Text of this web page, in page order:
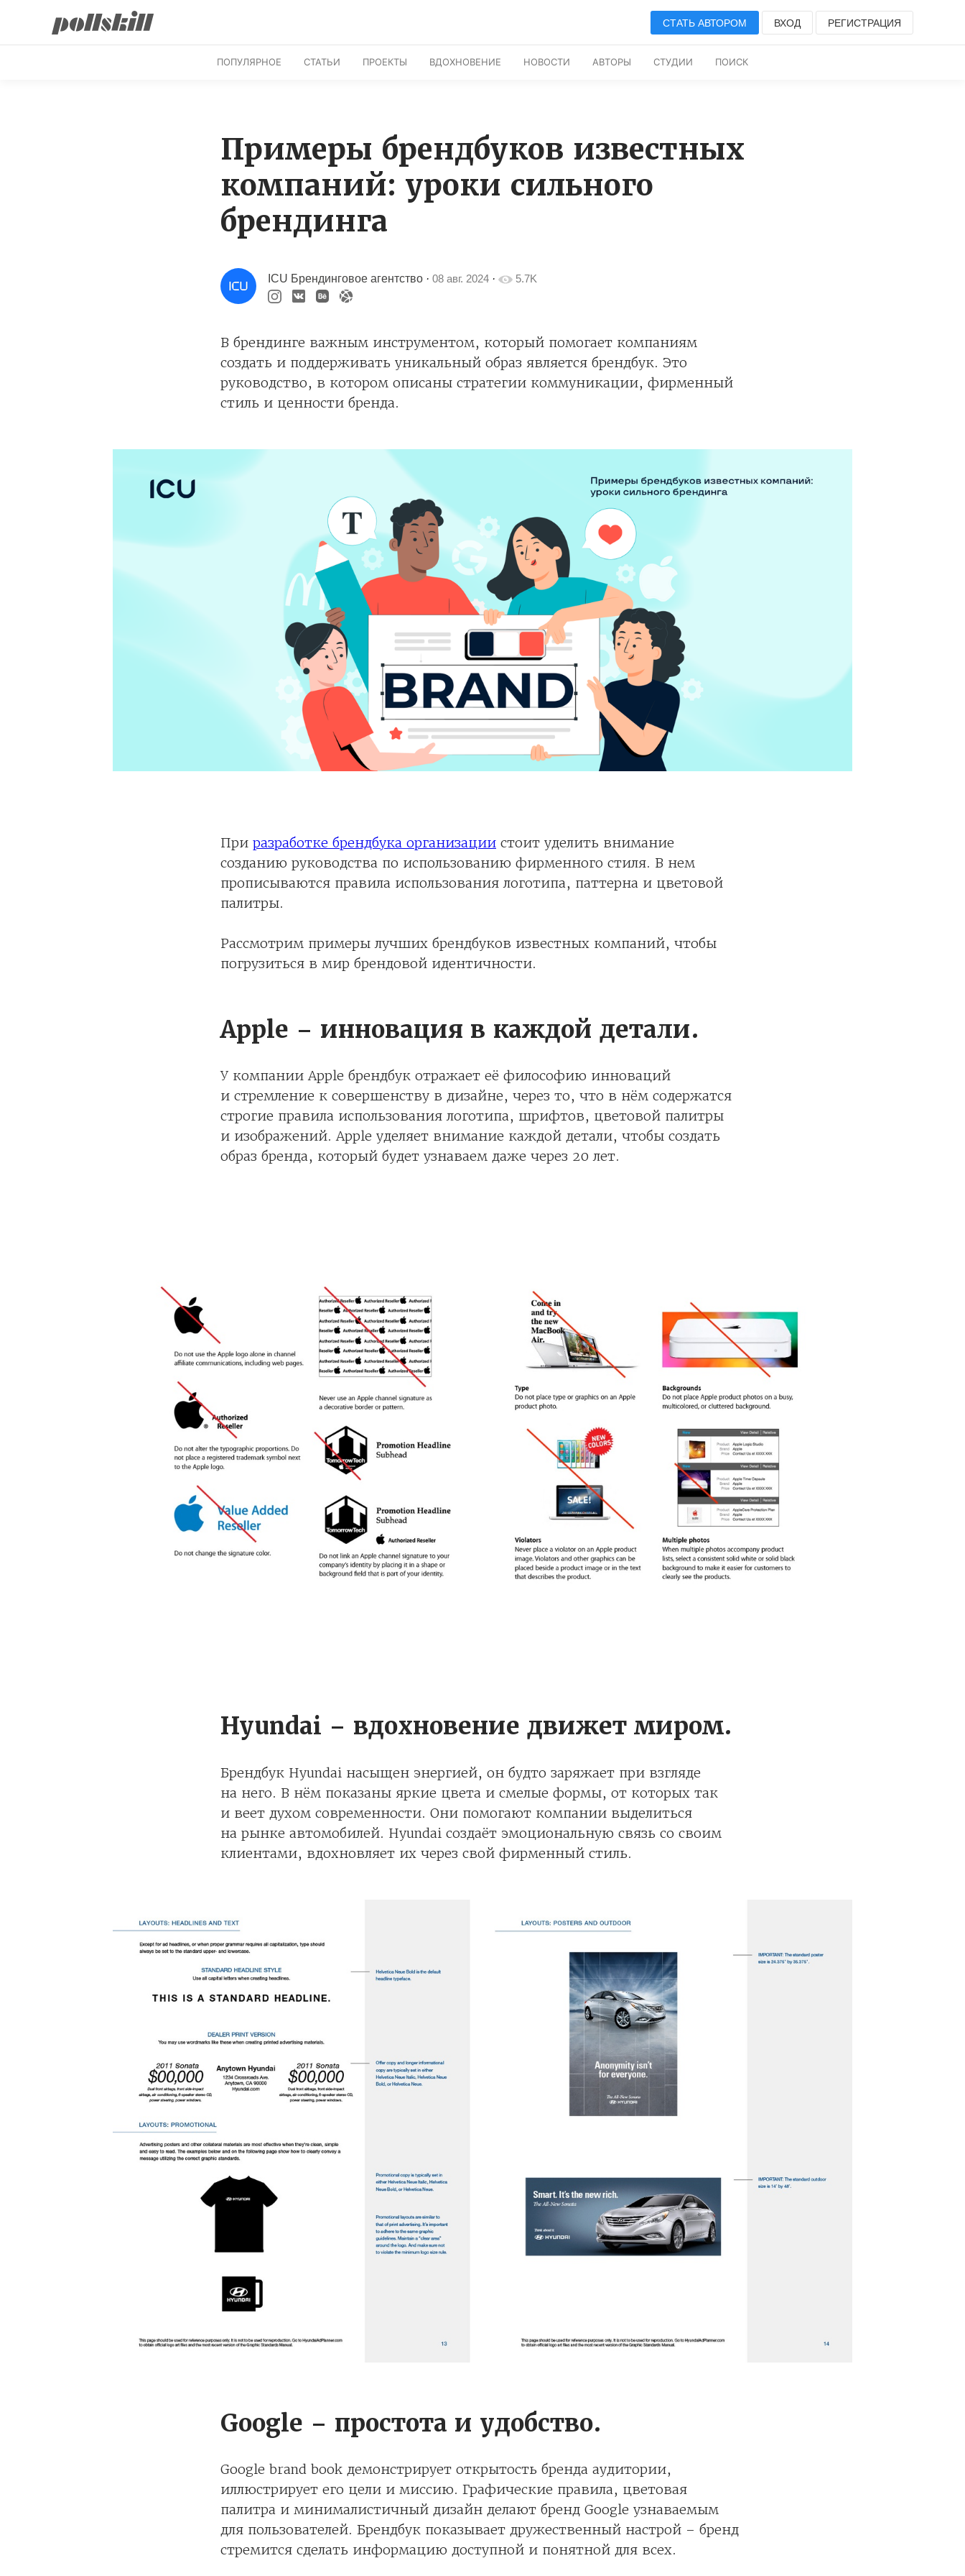
СТАТЬ АВТОРОМ ВХОД РЕГИСТРАЦИЯ
ПОПУЛЯРНОЕ СТАТЬИ ПРОЕКТЫ ВДОХНОВЕНИЕ НОВОСТИ АВТОРЫ СТУДИИ ПОИСК
Примеры брендбуков известных
компаний: уроки сильного
брендинга
ICU Брендинговое агентство· 08 авг. 2024· 5.7K
В брендинге важным инструментом, который помогает компаниям
создать и поддерживать уникальный образ является брендбук. Это
руководство, в котором описаны стратегии коммуникации, фирменный
стиль и ценности бренда.
При разработке брендбука организации стоит уделить внимание
созданию руководства по использованию фирменного стиля. В нем
прописываются правила использования логотипа, паттерна и цветовой
палитры.
Рассмотрим примеры лучших брендбуков известных компаний, чтобы
погрузиться в мир брендовой идентичности.
Apple – инновация в каждой детали.
У компании Apple брендбук отражает её философию инноваций
и стремление к совершенству в дизайне, через то, что в нём содержатся
строгие правила использования логотипа, шрифтов, цветовой палитры
и изображений. Apple уделяет внимание каждой детали, чтобы создать
образ бренда, который будет узнаваем даже через 20 лет.
Hyundai – вдохновение движет миром.
Брендбук Hyundai насыщен энергией, он будто заряжает при взгляде
на него. В нём показаны яркие цвета и смелые формы, от которых так
и веет духом современности. Они помогают компании выделиться
на рынке автомобилей. Hyundai создаёт эмоциональную связь со своим
клиентами, вдохновляет их через свой фирменный стиль.
Google – простота и удобство.
Google brand book демонстрирует открытость бренда аудитории,
иллюстрирует его цели и миссию. Графические правила, цветовая
палитра и минималистичный дизайн делают бренд Google узнаваемым
для пользователей. Брендбук показывает дружественный настрой – бренд
стремится сделать информацию доступной и понятной для всех.